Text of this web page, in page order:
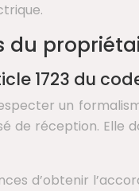
du
1723 du
un
réception. Elle
d’obtenir